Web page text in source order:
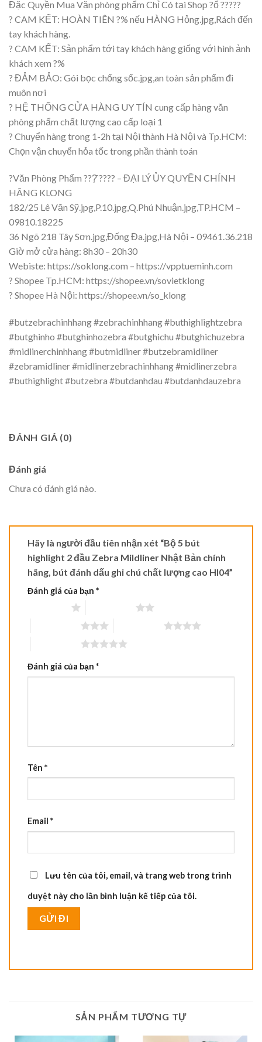
Đặc Quyền Mua Văn phòng phẩm Chỉ Có tại Shop ?ổ ?????
? CAM KẾT: HOÀN TIÊN ?% nếu HÀNG Hỏng.jpg,Rách đến
tay khách hàng.
? CAM KẾT: Sản phẩm tới tay khách hàng giống với hình ảnh
khách xem ?%
? ĐẢM BẢO: Gói bọc chống sốc.jpg,an toàn sản phẩm đi
muôn nơi
? HỆ THỐNG CỬA HÀNG UY TÍN cung cấp hàng văn
phòng phẩm chất lượng cao cấp loại 1
? Chuyển hàng trong 1-2h tại Nội thành Hà Nội và Tp.HCM:
Chọn vận chuyển hỏa tốc trong phần thành toán
?Văn Phòng Phẩm ???̣̂ ???? – ĐẠI LÝ ỦY QUYỀN CHÍNH
HÃNG KLONG
182/25 Lê Văn Sỹ.jpg,P.10.jpg,Q.Phú Nhuận.jpg,TP.HCM –
09810.18225
36 Ngõ 218 Tây Sơn.jpg,Đống Đa.jpg,Hà Nội – 09461.36.218
Giờ mở cửa hàng: 8h30 – 20h30
Webiste: https://soklong.com – https://vpptueminh.com
? Shopee Tp.HCM: https://shopee.vn/sovietklong
? Shopee Hà Nội: https://shopee.vn/so_klong
#butzebrachinhhang #zebrachinhhang #buthighlightzebra
#butghinho #butghinhozebra #butghichu #butghichuzebra
#midlinerchinhhang #butmidliner #butzebramidliner
#zebramidliner #midlinerzebrachinhhang #midlinerzebra
#buthighlight #butzebra #butdanhdau #butdanhdauzebra
ĐÁNH GIÁ (0)
Đánh giá
Chưa có đánh giá nào.
Hãy là người đầu tiên nhận xét “Bộ 5 bút
highlight 2 đầu Zebra Mildliner Nhật Bản chính
hãng, bút đánh dấu ghi chú chất lượng cao HI04”
Đánh giá của bạn *
Đánh giá của bạn *
Tên *
Email *
Lưu tên của tôi, email, và trang web trong trình
duyệt này cho lần bình luận kế tiếp của tôi.
SẢN PHẨM TƯƠNG TỰ